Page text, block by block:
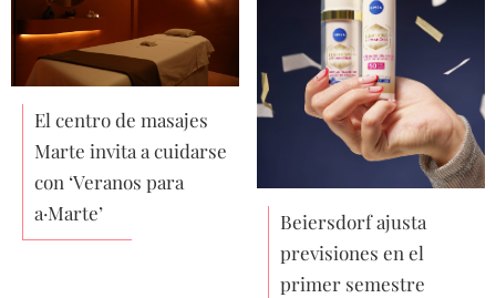
El centro de masajes
Marte invita a cuidarse
con ‘Veranos para
a·Marte’
Beiersdorf ajusta
previsiones en el
primer semestre